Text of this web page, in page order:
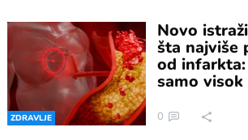
ZDRAVLJE
Novo
šta najviše
od
samo
0